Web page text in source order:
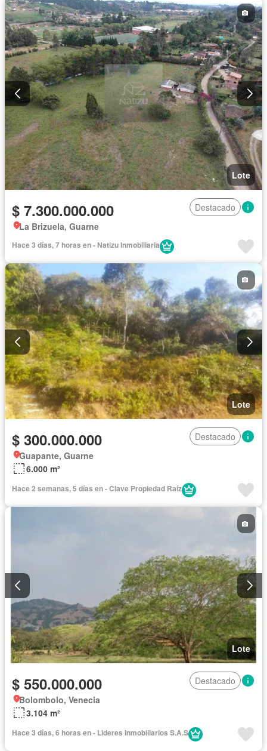
Lote
$ 7.300.000.000
Destacado
La Brizuela, Guarne
Hace 3 días, 7 horas en - Natizu Inmobiliaria
Lote
$ 300.000.000
Destacado
Guapante, Guarne
6.000 m²
Hace 2 semanas, 5 días en - Clave Propiedad Raíz
Lote
$ 550.000.000
Destacado
Bolombolo, Venecia
3.104 m²
Hace 3 días, 6 horas en - Lideres Inmobiliarios S.A.S